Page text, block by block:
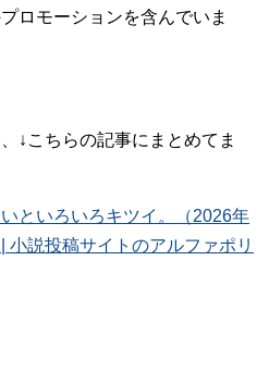
ロモーションを含んでいま
↓こちらの記事にまとめてま
といろいろキツイ。（2026年
小説投稿サイトのアルファポリ